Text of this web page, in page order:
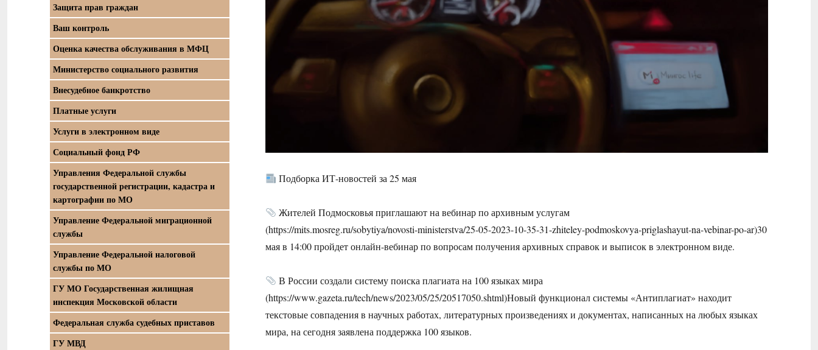
Подборка ИТ-новостей за 25 мая
Жителей Подмосковья приглашают на вебинар по архивным услугам
(https://mits.mosreg.ru/sobytiya/novosti-ministerstva/25-05-2023-10-35-31-zhiteley-podmoskovya-priglashayut-na-vebinar-po-ar)30
мая в 14:00 пройдет онлайн-вебинар по вопросам получения архивных справок и выписок в электронном виде.
В России создали систему поиска плагиата на 100 языках мира
(https://www.gazeta.ru/tech/news/2023/05/25/20517050.shtml)Новый функционал системы «Антиплагиат» находит
текстовые совпадения в научных работах, литературных произведениях и документах, написанных на любых языках
мира, на сегодня заявлена поддержка 100 языков.
Защита прав граждан
Ваш контроль
Оценка качества обслуживания в МФЦ
Министерство социального развития
Внесудебное банкротство
Платные услуги
Услуги в электронном виде
Социальный фонд РФ
Управления Федеральной службы
государственной регистрации, кадастра и
картографии по МО
Управление Федеральной миграционной
службы
Управление Федеральной налоговой
службы по МО
ГУ МО Государственная жилищная
инспекция Московской области
Федеральная служба судебных приставов
ГУ МВД